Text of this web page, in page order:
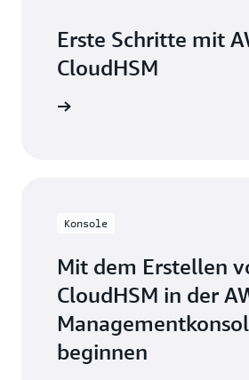
Erste Schritte mit
CloudHSM
Konsole
Mit dem Erstellen
CloudHSM in der
beginnen